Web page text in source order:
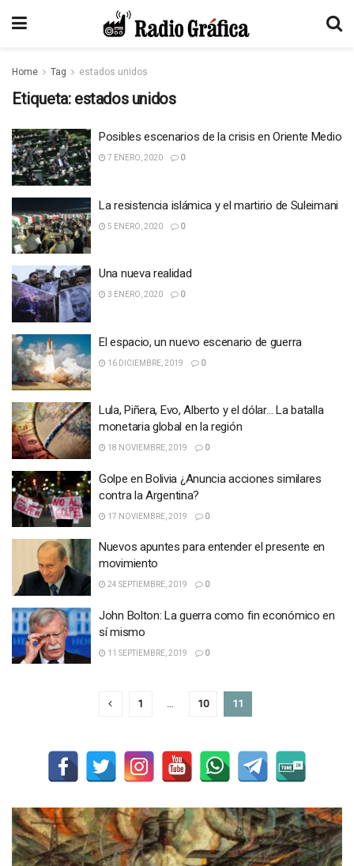
Home Tag estados unidos
Etiqueta: estados unidos
Posibles escenarios de la crisis en Oriente Medio
7 ENERO, 2020 0
La resistencia islámica y el martirio de Suleimani
5 ENERO, 2020 0
Una nueva realidad
3 ENERO, 2020 0
El espacio, un nuevo escenario de guerra
16 DICIEMBRE, 2019 0
Lula, Piñera, Evo, Alberto y el dólar… La batalla
monetaria global en la región
18 NOVIEMBRE, 2019 0
Golpe en Bolivia ¿Anuncia acciones similares
contra la Argentina?
17 NOVIEMBRE, 2019 0
Nuevos apuntes para entender el presente en
movimiento
24 SEPTIEMBRE, 2019 0
John Bolton: La guerra como fin económico en
sí mismo
11 SEPTIEMBRE, 2019 0
1 … 10 11